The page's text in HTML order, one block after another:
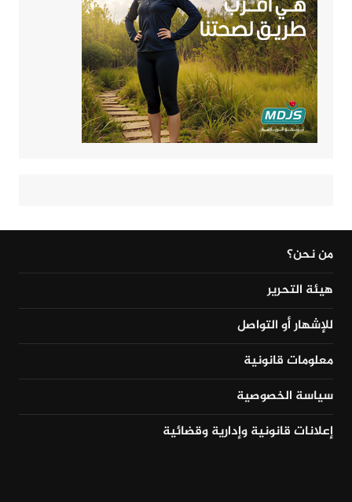
من نحن؟
هيئة التحرير
للإشهار أو التواصل
معلومات قانونية
سياسة الخصوصية
إعلانات قانونية وإدارية وقضائية